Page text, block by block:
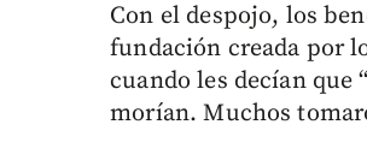
Con el despojo, los
fundación creada por
cuando les decían que
morían. Muchos